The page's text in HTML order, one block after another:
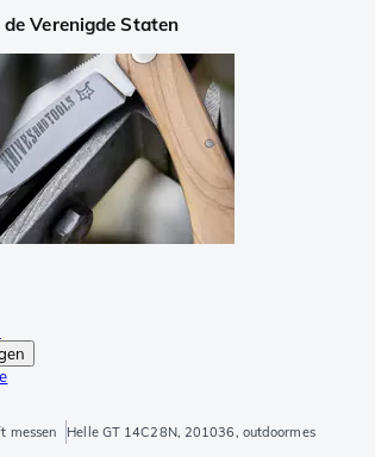
Verenigde Staten
messen Helle GT 14C28N, 201036, outdoormes